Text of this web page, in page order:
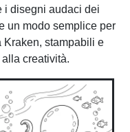
i disegni audaci dei
un modo semplice per
Kraken, stampabili e
creatività.